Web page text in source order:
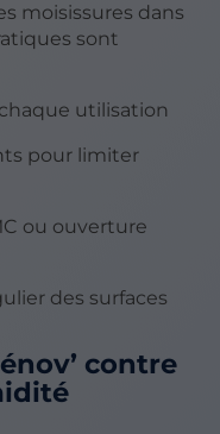
moisissures dans
sont
utilisation
pour limiter
ou ouverture
des surfaces
contre